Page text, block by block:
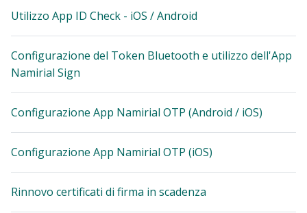
Utilizzo App ID Check - iOS / Android
Configurazione del Token Bluetooth e utilizzo dell'App
Namirial Sign
Configurazione App Namirial OTP (Android / iOS)
Configurazione App Namirial OTP (iOS)
Rinnovo certificati di firma in scadenza